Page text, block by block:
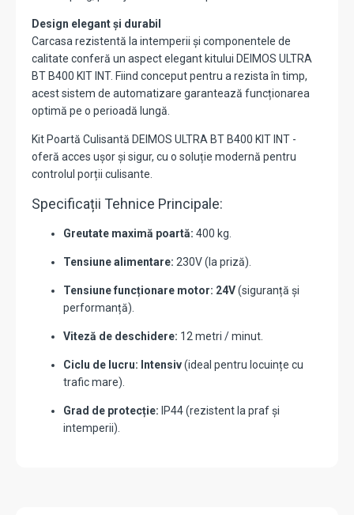
Design elegant și durabil
Carcasa rezistentă la intemperii și componentele de
calitate conferă un aspect elegant kitului DEIMOS ULTRA
BT B400 KIT INT. Fiind conceput pentru a rezista în timp,
acest sistem de automatizare garantează funcționarea
optimă pe o perioadă lungă.
Kit Poartă Culisantă DEIMOS ULTRA BT B400 KIT INT -
oferă acces ușor și sigur, cu o soluție modernă pentru
controlul porții culisante.
Specificații Tehnice Principale:
Greutate maximă poartă: 400 kg.
Tensiune alimentare: 230V (la priză).
Tensiune funcționare motor: 24V(siguranță și
performanță).
Viteză de deschidere: 12 metri / minut.
Ciclu de lucru: Intensiv(ideal pentru locuințe cu
trafic mare).
Grad de protecție: IP44 (rezistent la praf și
intemperii).